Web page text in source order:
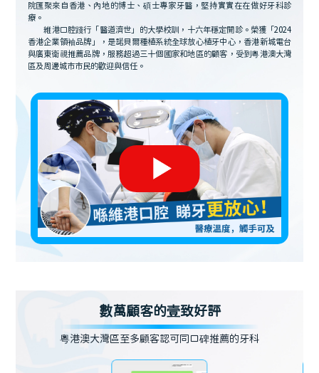
院匯聚來自香港、內地的博士、碩士專家牙醫，堅持實實在在做好牙科診
療。
維港口腔踐行「醫道濟世」的大學校訓，十六年穩定開診。榮獲「2024
香港企業領袖品牌」，是諾貝爾種植系統全球放心植牙中心，香港新城電台
與廣東衛視推薦品牌，服務超過三十個國家和地區的顧客，受到粵港澳大灣
區及周邊城市市民的歡迎與信任。
數萬顧客的壹致好評
粵港澳大灣區至多顧客認可同口碑推薦的牙科